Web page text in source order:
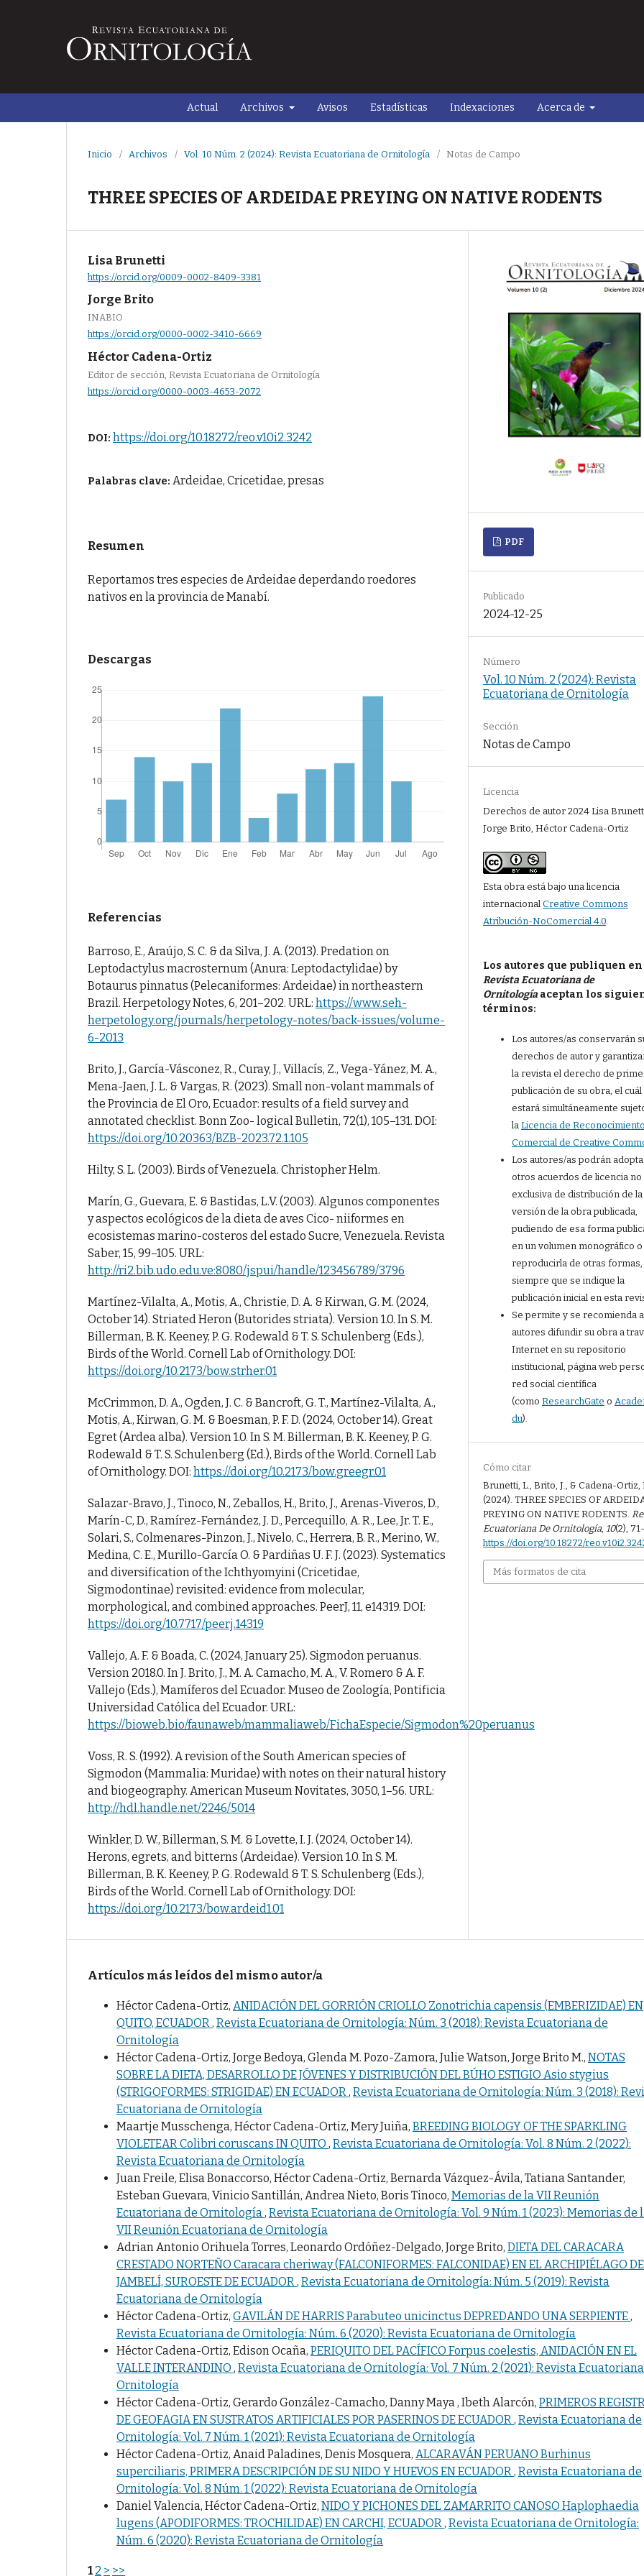
Actual Archivos Avisos Estadísticas Indexaciones Acerca de
Inicio / Archivos / Vol. 10 Núm. 2 (2024): Revista Ecuatoriana de Ornitología / Notas de Campo
THREE SPECIES OF ARDEIDAE PREYING ON NATIVE RODENTS
Lisa Brunetti
https://orcid.org/0009-0002-8409-3381
Jorge Brito
INABIO
https://orcid.org/0000-0002-3410-6669
Héctor Cadena-Ortiz
Editor de sección, Revista Ecuatoriana de Ornitología
https://orcid.org/0000-0003-4653-2072
DOI: https://doi.org/10.18272/reo.v10i2.3242
Palabras clave: Ardeidae, Cricetidae, presas
Resumen
Reportamos tres especies de Ardeidae deperdando roedores
nativos en la provincia de Manabí.
Descargas
Referencias
Barroso, E., Araújo, S. C. & da Silva, J. A. (2013). Predation on
Leptodactylus macrosternum (Anura: Leptodactylidae) by
Botaurus pinnatus (Pelecaniformes: Ardeidae) in northeastern
Brazil. Herpetology Notes, 6, 201–202. URL: https://www.seh-
herpetology.org/journals/herpetology-notes/back-issues/volume-
6-2013
Brito, J., García-Vásconez, R., Curay, J., Villacís, Z., Vega-Yánez, M. A.,
Mena-Jaen, J. L. & Vargas, R. (2023). Small non-volant mammals of
the Provincia de El Oro, Ecuador: results of a field survey and
annotated checklist. Bonn Zoo- logical Bulletin, 72(1), 105–131. DOI:
https://doi.org/10.20363/BZB-2023.72.1.105
Hilty, S. L. (2003). Birds of Venezuela. Christopher Helm.
Marín, G., Guevara, E. & Bastidas, L.V. (2003). Algunos componentes
y aspectos ecológicos de la dieta de aves Cico- niiformes en
ecosistemas marino-costeros del estado Sucre, Venezuela. Revista
Saber, 15, 99–105. URL:
http://ri2.bib.udo.edu.ve:8080/jspui/handle/123456789/3796
Martínez-Vilalta, A., Motis, A., Christie, D. A. & Kirwan, G. M. (2024,
October 14). Striated Heron (Butorides striata). Version 1.0. In S. M.
Billerman, B. K. Keeney, P. G. Rodewald & T. S. Schulenberg (Eds.),
Birds of the World. Cornell Lab of Ornithology. DOI:
https://doi.org/10.2173/bow.strher.01
McCrimmon, D. A., Ogden, J. C. & Bancroft, G. T., Martínez-Vilalta, A.,
Motis, A., Kirwan, G. M. & Boesman, P. F. D. (2024, October 14). Great
Egret (Ardea alba). Version 1.0. In S. M. Billerman, B. K. Keeney, P. G.
Rodewald & T. S. Schulenberg (Ed.), Birds of the World. Cornell Lab
of Ornithology. DOI: https://doi.org/10.2173/bow.greegr.01
Salazar-Bravo, J., Tinoco, N., Zeballos, H., Brito, J., Arenas-Viveros, D.,
Marín-C, D., Ramírez-Fernández, J. D., Percequillo, A. R., Lee, Jr. T. E.,
Solari, S., Colmenares-Pinzon, J., Nivelo, C., Herrera, B. R., Merino, W.,
Medina, C. E., Murillo-García O. & Pardiñas U. F. J. (2023). Systematics
and diversification of the Ichthyomyini (Cricetidae,
Sigmodontinae) revisited: evidence from molecular,
morphological, and combined approaches. PeerJ, 11, e14319. DOI:
https://doi.org/10.7717/peerj.14319
Vallejo, A. F. & Boada, C. (2024, January 25). Sigmodon peruanus.
Version 2018.0. In J. Brito, J., M. A. Camacho, M. A., V. Romero & A. F.
Vallejo (Eds.), Mamíferos del Ecuador. Museo de Zoología, Pontificia
Universidad Católica del Ecuador. URL:
https://bioweb.bio/faunaweb/mammaliaweb/FichaEspecie/Sigmodon%20peruanus
Voss, R. S. (1992). A revision of the South American species of
Sigmodon (Mammalia: Muridae) with notes on their natural history
and biogeography. American Museum Novitates, 3050, 1–56. URL:
http://hdl.handle.net/2246/5014
Winkler, D. W., Billerman, S. M. & Lovette, I. J. (2024, October 14).
Herons, egrets, and bitterns (Ardeidae). Version 1.0. In S. M.
Billerman, B. K. Keeney, P. G. Rodewald & T. S. Schulenberg (Eds.),
Birds of the World. Cornell Lab of Ornithology. DOI:
https://doi.org/10.2173/bow.ardeid1.01
PDF
Publicado
2024-12-25
Número
Vol. 10 Núm. 2 (2024): Revista
Ecuatoriana de Ornitología
Sección
Notas de Campo
Licencia
Derechos de autor 2024 Lisa
Jorge Brito, Héctor Cadena-Ortiz
Esta obra está bajo una licencia
internacionalCreative Commons
Atribución-NoComercial 4.0
Los autores que publiquen
Revista Ecuatoriana de
Ornitología aceptan los
términos:
Los autores/as conservarán
derechos de autor y
la revista el derecho de
publicación de su obra, el cuál
estará simultáneamente
laLicencia de
Comercial de Creative
Los autores/as podrán
otros acuerdos de licencia no
exclusiva de distribución de la
versión de la obra publicada,
pudiendo de esa forma
en un volumen monográfico o
reproducirla de otras formas,
siempre que se indique la
publicación inicial en esta
Se permite y se recomienda
autores difundir su obra a
Internet en su repositorio
institucional, página web
red social científica
(comoResearchGate o
du).
Cómo citar
Brunetti, L., Brito, J., & Cadena-Ortiz,
(2024). THREE SPECIES OF
PREYING ON NATIVE RODENTS.
Ecuatoriana De Ornitología, 10(2),
https://doi.org/10.18272/
Más formatos de cita
Artículos más leídos del mismo autor/a
Héctor Cadena-Ortiz, ANIDACIÓN DEL GORRIÓN CRIOLLO Zonotrichia capensis (EMBERIZIDAE) EN
QUITO, ECUADOR , Revista Ecuatoriana de Ornitología: Núm. 3 (2018): Revista Ecuatoriana de
Ornitología
Héctor Cadena-Ortiz, Jorge Bedoya, Glenda M. Pozo-Zamora, Julie Watson, Jorge Brito M., NOTAS
SOBRE LA DIETA, DESARROLLO DE JÓVENES Y DISTRIBUCIÓN DEL BÚHO ESTIGIO Asio stygius
(STRIGOFORMES: STRIGIDAE) EN ECUADOR , Revista Ecuatoriana de Ornitología: Núm. 3 (2018):
Ecuatoriana de Ornitología
Maartje Musschenga, Héctor Cadena-Ortiz, Mery Juiña, BREEDING BIOLOGY OF THE SPARKLING
VIOLETEAR Colibri coruscans IN QUITO , Revista Ecuatoriana de Ornitología: Vol. 8 Núm. 2 (2022):
Revista Ecuatoriana de Ornitología
Juan Freile, Elisa Bonaccorso, Héctor Cadena-Ortiz, Bernarda Vázquez-Ávila, Tatiana Santander,
Esteban Guevara, Vinicio Santillán, Andrea Nieto, Boris Tinoco, Memorias de la VII Reunión
Ecuatoriana de Ornitología , Revista Ecuatoriana de Ornitología: Vol. 9 Núm. 1 (2023): Memorias de
VII Reunión Ecuatoriana de Ornitología
Adrian Antonio Orihuela Torres, Leonardo Ordóñez-Delgado, Jorge Brito, DIETA DEL CARACARA
CRESTADO NORTEÑO Caracara cheriway (FALCONIFORMES: FALCONIDAE) EN EL ARCHIPIÉLAGO DE
JAMBELÍ, SUROESTE DE ECUADOR , Revista Ecuatoriana de Ornitología: Núm. 5 (2019): Revista
Ecuatoriana de Ornitología
Héctor Cadena-Ortiz, GAVILÁN DE HARRIS Parabuteo unicinctus DEPREDANDO UNA SERPIENTE,
Revista Ecuatoriana de Ornitología: Núm. 6 (2020): Revista Ecuatoriana de Ornitología
Héctor Cadena-Ortiz, Edison Ocaña, PERIQUITO DEL PACÍFICO Forpus coelestis, ANIDACIÓN EN EL
VALLE INTERANDINO , Revista Ecuatoriana de Ornitología: Vol. 7 Núm. 2 (2021): Revista
Ornitología
Héctor Cadena-Ortiz, Gerardo González-Camacho, Danny Maya , Ibeth Alarcón, PRIMEROS
DE GEOFAGIA EN SUSTRATOS ARTIFICIALES POR PASERINOS DE ECUADOR , Revista Ecuatoriana de
Ornitología: Vol. 7 Núm. 1 (2021): Revista Ecuatoriana de Ornitología
Héctor Cadena-Ortiz, Anaid Paladines, Denis Mosquera, ALCARAVÁN PERUANO Burhinus
superciliaris, PRIMERA DESCRIPCIÓN DE SU NIDO Y HUEVOS EN ECUADOR , Revista Ecuatoriana de
Ornitología: Vol. 8 Núm. 1 (2022): Revista Ecuatoriana de Ornitología
Daniel Valencia, Héctor Cadena-Ortiz, NIDO Y PICHONES DEL ZAMARRITO CANOSO Haplophaedia
lugens (APODIFORMES: TROCHILIDAE) EN CARCHI, ECUADOR , Revista Ecuatoriana de Ornitología:
Núm. 6 (2020): Revista Ecuatoriana de Ornitología
1 2 > >>